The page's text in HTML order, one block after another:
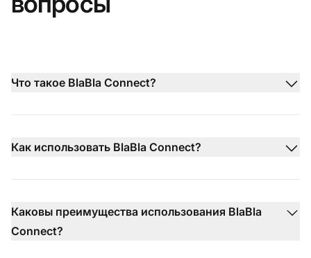
Что такое BlaBla Connect?
Как использовать BlaBla Connect?
Каковы преимущества использования BlaBla
Connect?